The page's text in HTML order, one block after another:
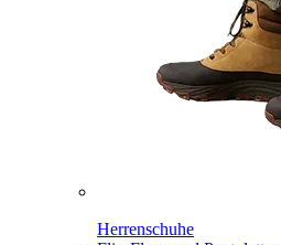
Herrenschuhe